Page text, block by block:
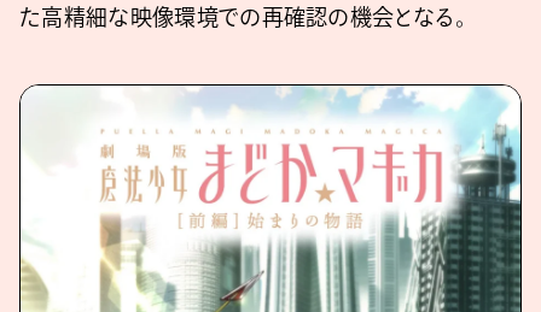
た高精細な映像環境での再確認の機会となる。